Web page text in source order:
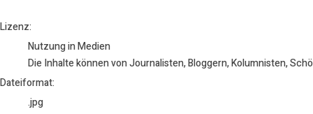
go to media item
Lizenz:
Nutzung in Medien
Die Inhalte können von Journalisten, Bloggern, Kolumnisten,
Dateiformat:
.jpg